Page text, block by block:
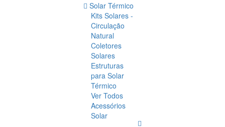
Solar Térmico
Kits Solares -
Circulação
Natural
Coletores
Solares
Estruturas
para Solar
Térmico
Ver Todos
Acessórios
Solar